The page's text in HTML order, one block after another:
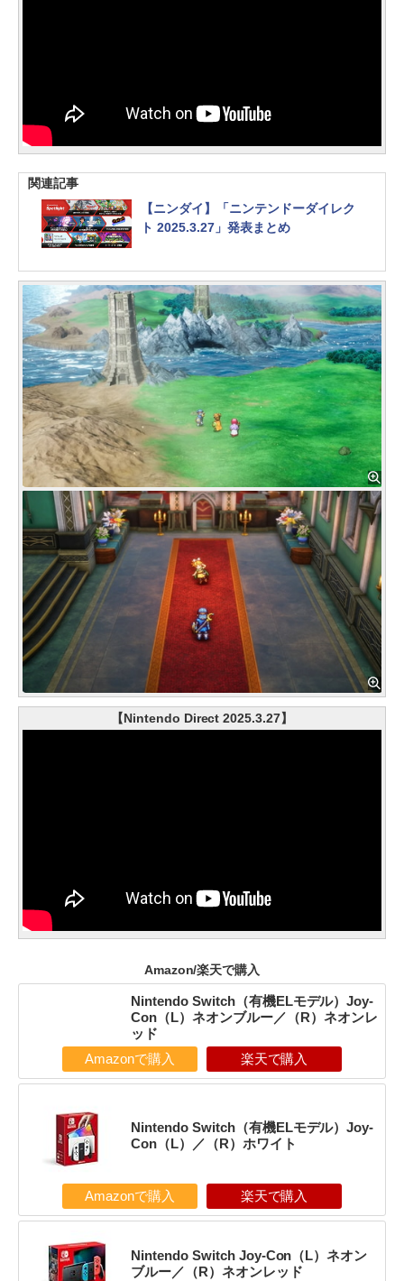
関連記事
【ニンダイ】「ニンテンドーダイレク
ト 2025.3.27」発表まとめ
【Nintendo Direct 2025.3.27】
Amazon/楽天で購入
Nintendo Switch（有機ELモデル）Joy-
Con（L）ネオンブルー／（R）ネオンレ
ッド
Amazonで購入 楽天で購入
Nintendo Switch（有機ELモデル）Joy-
Con（L）／（R）ホワイト
Amazonで購入 楽天で購入
Nintendo Switch Joy-Con（L）ネオン
ブルー／（R）ネオンレッド